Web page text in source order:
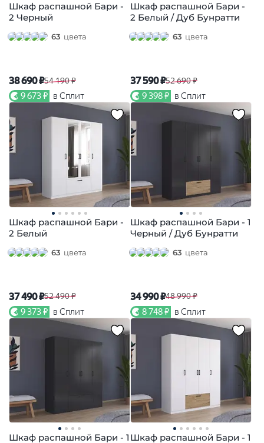
Шкаф распашной Бари -
2 Черный
63 цвета
38 690 ₽54 190 ₽
9 673 ₽ в Сплит
Шкаф распашной Бари -
2 Белый / Дуб Бунратти
63 цвета
37 590 ₽52 690 ₽
9 398 ₽ в Сплит
Шкаф распашной Бари -
2 Белый
63 цвета
37 490 ₽52 490 ₽
9 373 ₽ в Сплит
Шкаф распашной Бари - 1
Черный / Дуб Бунратти
63 цвета
34 990 ₽48 990 ₽
8 748 ₽ в Сплит
Шкаф распашной Бари - 1 Шкаф распашной Бари - 1